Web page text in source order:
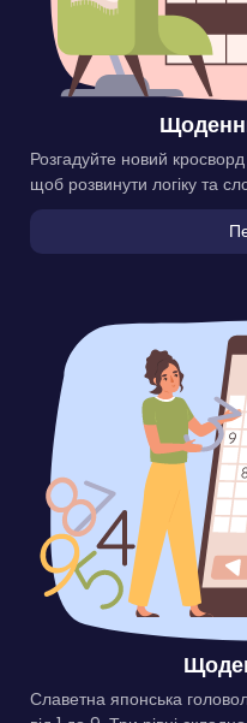
Розгадуйте новий
щоб розвинути логіку та
Славетна японська